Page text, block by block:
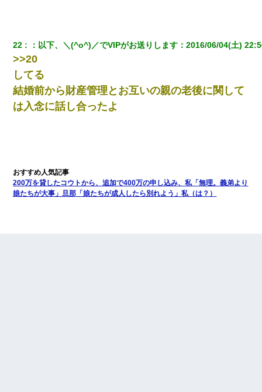
22 ： 以下、＼(^o^)／でVIPがお送りします ：2016/06/04(土)
>>20
してる
結婚前から財産管理とお互いの親の老後に関して
は入念に話し合ったよ
200万を貸したコウトから、追加で400万の申し込み、私「無理。義弟より
娘たちが大事」旦那「娘たちが成人したら別れよう」私（は？）